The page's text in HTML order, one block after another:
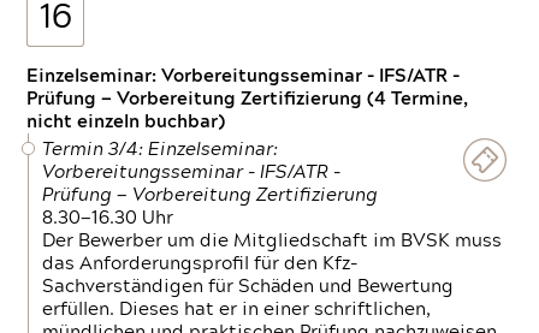
16
Einzelseminar: Vorbereitungsseminar - IFS/ATR -
Prüfung — Vorbereitung Zertifizierung (4 Termine,
nicht einzeln buchbar)
Termin 3/4: Einzelseminar:
Vorbereitungsseminar - IFS/ATR -
Prüfung — Vorbereitung Zertifizierung
8.30—16.30 Uhr
Der Bewerber um die Mitgliedschaft im BVSK muss
das Anforderungsprofil für den Kfz-
Sachverständigen für Schäden und Bewertung
erfüllen. Dieses hat er in einer schriftlichen,